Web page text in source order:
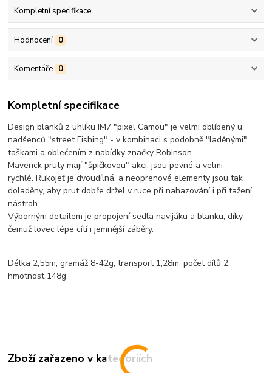
Kompletní specifikace
Hodnocení 0
Komentáře 0
Kompletní specifikace
Design blanků z uhlíku IM7 "pixel Camou" je velmi oblíbený u
nadšenců "street Fishing" - v kombinaci s podobně "laděnými"
taškami a oblečením z nabídky značky Robinson.
Maverick pruty mají "špičkovou" akci, jsou pevné a velmi
rychlé. Rukojeť je dvoudílná, a neoprenové elementy jsou tak
doladěny, aby prut dobře držel v ruce při nahazování i při tažení
nástrah.
Výborným detailem je propojení sedla navijáku a blanku, díky
čemuž lovec lépe cítí i jemnější záběry.
Délka 2,55m, gramáž 8-42g, transport 1,28m, počet dílů 2,
hmotnost 148g
Zboží zařazeno v kategoriích